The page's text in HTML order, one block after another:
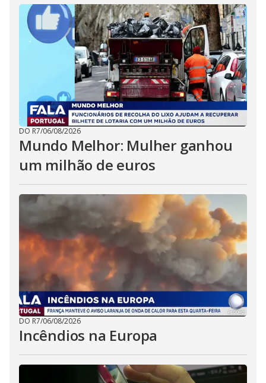
DO R7/06/08/2026
Mundo Melhor: Mulher ganhou
um milhão de euros
DO R7/06/08/2026
Incêndios na Europa